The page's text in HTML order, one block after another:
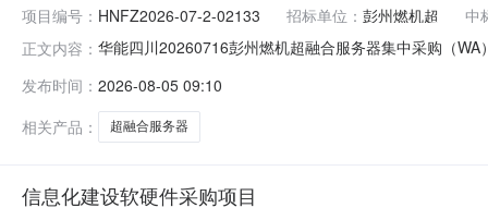
项目编号： HNFZ2026-07-2-02133 招标单位： 彭州燃机超
中
正文内容： 华能四川20260716彭州燃机超融合服务器集中采购（
发布时间： 2026-08-05 09:10
相关产品：
超融合服务器
信息化建设软硬件采购项目